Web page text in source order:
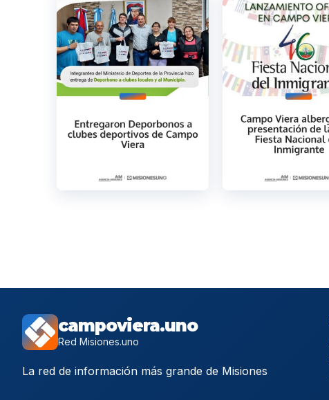
campoviera.uno
Red Misiones.uno
La red de información más grande de Misiones